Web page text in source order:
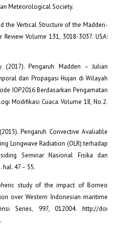
Meteorological Society.
the Vertical Structure of the Madden-
Volume 131, 3018-3037. USA:
(2017). Pengaruh Madden – Julian
dan Propagasi Hujan di Wilayah
IOP2016 Berdasarkan Pengamatan
Modifikasi Cuaca. Volume 18, No.2.
Pengaruh Convective Avaliable
Longwave Radiation (OLR) terhadap
Seminar Nasional Fisika dan
hal. 47 – 55.
study of the impact of Borneo
over Western Indonesian maritime
Series, 997, 012004. http://doi